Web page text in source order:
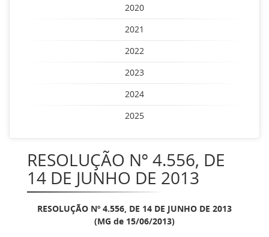
2020
2021
2022
2023
2024
2025
RESOLUÇÃO Nº 4.556, DE
14 DE JUNHO DE 2013
RESOLUÇÃO Nº 4.556, DE 14 DE JUNHO DE 2013
(MG de 15/06/2013)